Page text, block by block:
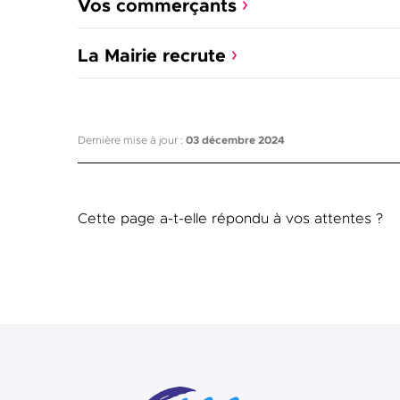
Vos commerçants
La Mairie recrute
Dernière mise à jour : 03 décembre 2024
Cette page a-t-elle répondu à vos attentes ?